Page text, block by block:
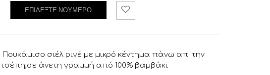
ΕΠΙΛΈΞΤΕ ΝΟΎΜΕΡΟ
hli
st .
Πουκάμισο σιέλ ριγέ με μικρό κέντημα πάνω απ' την
τσέπη,σε άνετη γραμμή από 100% βαμβάκι